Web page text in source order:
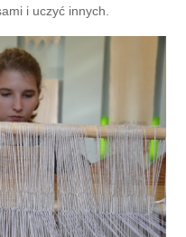
i uczyć innych.